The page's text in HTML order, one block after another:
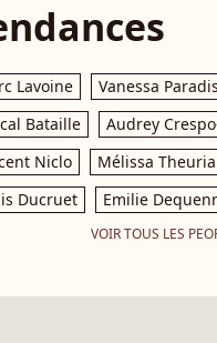
Lavoine
Vanessa Paradis
Bataille
Audrey
Niclo
Mélissa
Ducruet
Emilie
VOIR TOUS LES